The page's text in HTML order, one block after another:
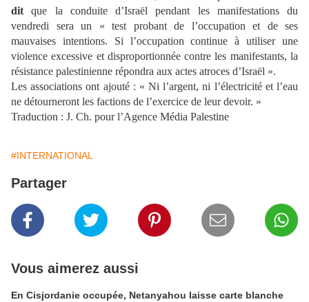
dit que la conduite d’Israël pendant les manifestations du
vendredi sera un « test probant de l’occupation et de ses
mauvaises intentions. Si l’occupation continue à utiliser une
violence excessive et disproportionnée contre les manifestants, la
résistance palestinienne répondra aux actes atroces d’Israël ».
Les associations ont ajouté : « Ni l’argent, ni l’électricité et l’eau
ne détourneront les factions de l’exercice de leur devoir. »
Traduction : J. Ch. pour l’Agence Média Palestine
#INTERNATIONAL
Partager
Vous aimerez aussi
En Cisjordanie occupée, Netanyahou laisse carte blanche